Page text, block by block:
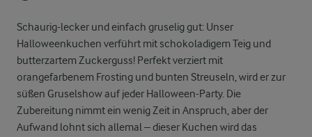
Schaurig-lecker und einfach gruselig gut: Unser
Halloweenkuchen verführt mit schokoladigem Teig und
butterzartem Zuckerguss! Perfekt verziert mit
orangefarbenem Frosting und bunten Streuseln, wird er zur
süßen Gruselshow auf jeder Halloween-Party. Die
Zubereitung nimmt ein wenig Zeit in Anspruch, aber der
Aufwand lohnt sich allemal – dieser Kuchen wird das